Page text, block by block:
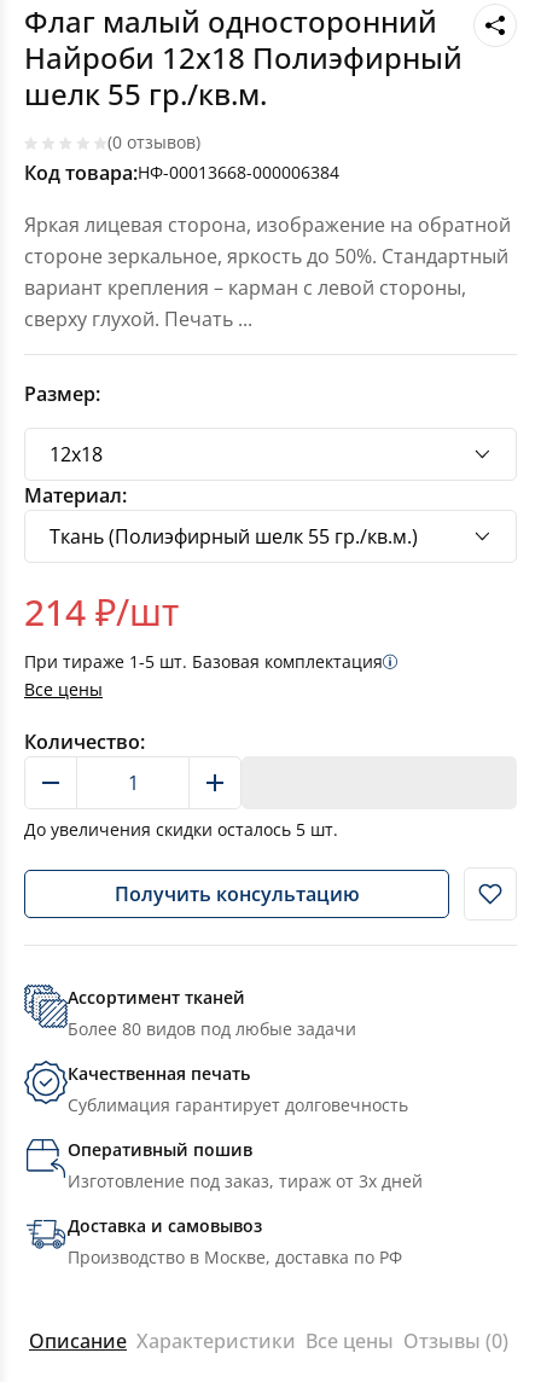
Флаг малый односторонний
Найроби 12х18 Полиэфирный
шелк 55 гр./кв.м.
(0 отзывов)
Код товара:НФ-00013668-000006384
Яркая лицевая сторона, изображение на обратной
стороне зеркальное, яркость до 50%. Стандартный
вариант крепления – карман с левой стороны,
сверху глухой. Печать ...
Размер:
Материал:
214₽/шт
При тираже 1-5 шт. Базовая комплектация
Все цены
Количество:
До увеличения скидки осталось 5 шт.
Получить консультацию
Ассортимент тканей
Более 80 видов под любые задачи
Качественная печать
Сублимация гарантирует долговечность
Оперативный пошив
Изготовление под заказ, тираж от 3х дней
Доставка и самовывоз
Производство в Москве, доставка по РФ
Описание Характеристики Все цены Отзывы (0)